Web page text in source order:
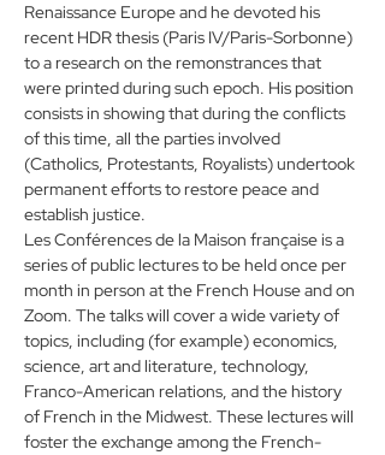
Renaissance Europe and he devoted his
recent HDR thesis (Paris IV/Paris-Sorbonne)
to a research on the remonstrances that
were printed during such epoch. His position
consists in showing that during the conflicts
of this time, all the parties involved
(Catholics, Protestants, Royalists) undertook
permanent efforts to restore peace and
establish justice.
Les Conférences de la Maison française is a
series of public lectures to be held once per
month in person at the French House and on
Zoom. The talks will cover a wide variety of
topics, including (for example) economics,
science, art and literature, technology,
Franco-American relations, and the history
of French in the Midwest. These lectures will
foster the exchange among the French-